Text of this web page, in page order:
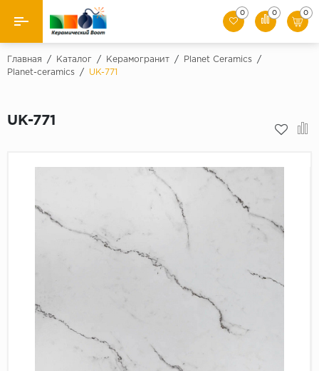
Назад
Керамическая плитка
Искусственный камень
0 0 0
Главная / Каталог / Керамогранит / Planet Ceramics
/
Planet-ceramics
/ UK-771
UK-771